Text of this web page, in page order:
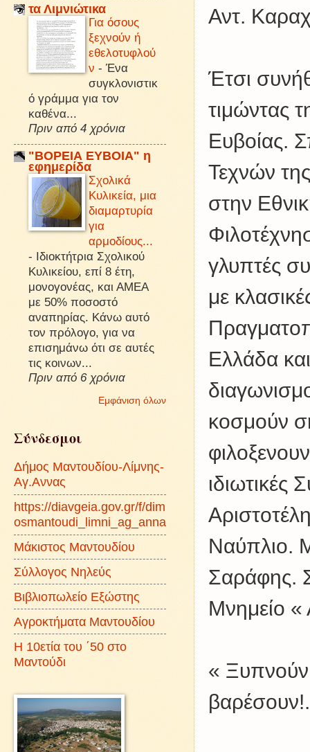
Αντ.
Έτσι
τιμώντας
Ευβοίας.
Τεχνών
στην
γλυπτές
με
Ελλάδα
κοσμούν
ιδιωτικές
Ναύπλιο.
Σαράφης.
Μνημείο «
« Ξυπνούν
τα Λιμνιώτικα
Για όσους
ξεχνούν ή
εθελοτυφλού
ν - Ένα
συγκλονιστικ
ό γράμμα για τον
καθένα...
Πριν από 4 χρόνια
"ΒΟΡΕΙΑ ΕΥΒΟΙΑ" η
εφημερίδα
Σχολικά
Κυλικεία, μια
διαμαρτυρία
για
αρμοδίους...
- Ιδιοκτήτρια Σχολικού
Κυλικείου, επί 8 έτη,
μονογονέας, και ΑΜΕΑ
με 50% ποσοστό
αναπηρίας. Κάνω αυτό
τον πρόλογο, για να
επισημάνω ότι σε αυτές
τις κοινων...
Πριν από 6 χρόνια
Εμφάνιση όλων
Σύνδεσμοι
Δήμος Μαντουδίου-Λίμνης-
Αγ.Αννας
https://diavgeia.gov.gr/f/dim
osmantoudi_limni_ag_anna
Μάκιστος Μαντουδίου
Σύλλογος Νηλεύς
Βιβλιοπωλείο Εξώστης
Αγροκτήματα Μαντουδίου
Η 10ετία του ΄50 στο
Μαντούδι